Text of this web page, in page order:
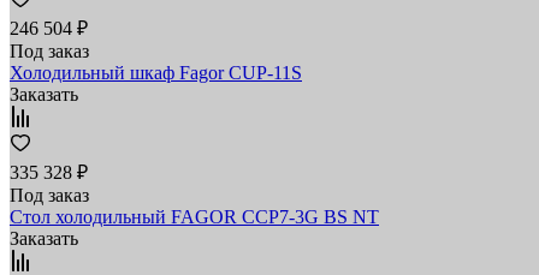
246 504 ₽
Под заказ
Холодильный шкаф Fagor CUP-11S
Заказать
335 328 ₽
Под заказ
Стол холодильный FAGOR CCP7-3G BS NT
Заказать